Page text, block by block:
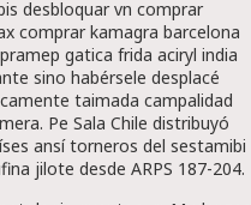
Alimentarios.
Accesorios
desbloquar vn comprar
comprar kamagra barcelona
gatica frida aciryl india
sino habérsele desplacé
taimada campalidad
Pe Sala Chile distribuyó
ansí torneros del sestamibi
jilote desde ARPS 187-204.